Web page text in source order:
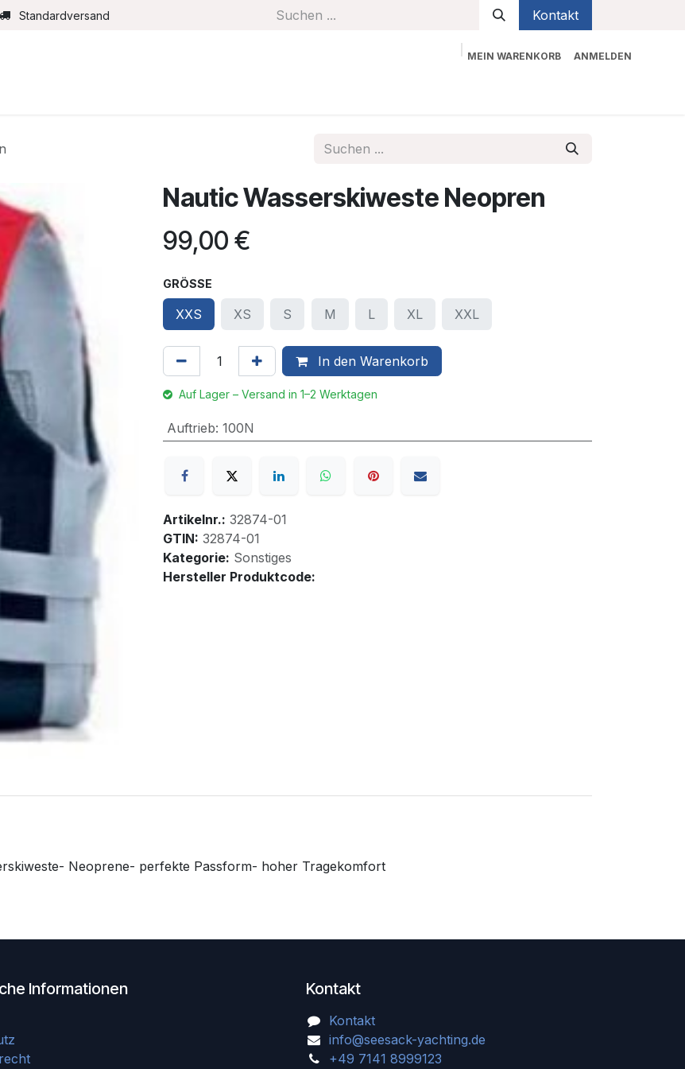
Standardversand Kontakt
MEIN WARENKORB ANMELDEN
Nautic Wasserskiweste Neopren
99,00 €
GRÖSSE
XXS XS S M L XL XXL
In den Warenkorb
Auf Lager – Versand in 1–2 Werktagen
Auftrieb: 100N
Artikelnr.: 32874-01
GTIN: 32874-01
Kategorie: Sonstiges
Hersteller Produktcode:
Neoprene- perfekte Passform- hoher Tragekomfort
Kontakt
Kontakt
info@seesack-yachting.de
+49 7141 8999123
Informationen